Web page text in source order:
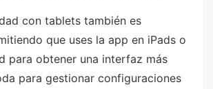
con tablets también es
que uses la app en iPads o
para obtener una interfaz más
para gestionar configuraciones